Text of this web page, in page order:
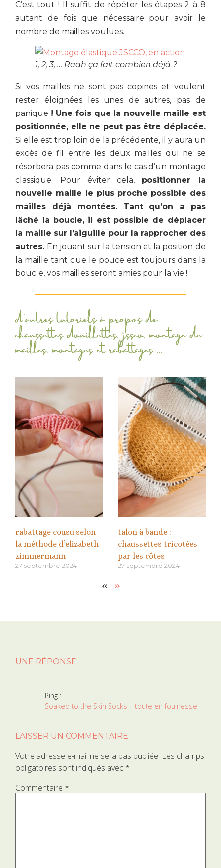
C’est tout ! Il suffit de répéter les étapes 2 à 8
autant de fois que nécessaire pour avoir le
nombre de mailles voulues.
1, 2, 3, … Raah ça fait combien déjà ?
Si vos mailles ne sont pas copines et veulent
rester éloignées les unes de autres, pas de
panique ! Une fois que la nouvelle maille est
positionnée, elle ne peut pas être déplacée.
Si elle est trop loin de la précédente, il y aura un
excès de fil entre les deux mailles qui ne se
résorbera pas comme dans le cas d’un montage
classique. Pour éviter cela, positionner la
nouvelle maille le plus proche possible des
mailles déjà montées.
Tant qu’on a pas
lâché la boucle, il est possible de déplacer
la maille sur l’aiguille pour la rapprocher des
autres. En jouant sur la tension et la position de
la maille tant que le pouce est toujours dans la
boucle, vos mailles seront amies pour la vie !
d'autres tutoriels à propos de
chaussettes douillettes,jssco,montage de
mailles,montages et rabattages...
rabattage cousu selon
la méthode d’elizabeth
zimmermann
27 septembre 2024
talon à bande :
chaussettes tricotées
par les côtes
27 septembre 2024
« »
UNE RÉPONSE
Ping :
Soaked to the Skin Socks – toute en fouinesse
LAISSER UN COMMENTAIRE
Votre adresse e-mail ne sera pas publiée. Les champs
obligatoires sont indiqués avec *
Commentaire *